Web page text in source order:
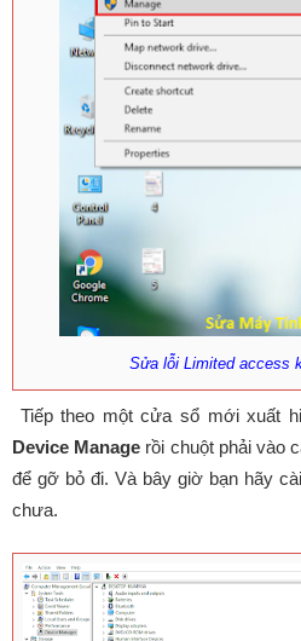
Sửa lỗi Limited access
Tiếp theo một cửa sổ mới xuất
Device Manage rồi chuột phải vào
để gỡ bỏ đi. Và bây giờ bạn hãy
chưa.